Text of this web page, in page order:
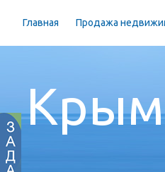
Главная Продажа